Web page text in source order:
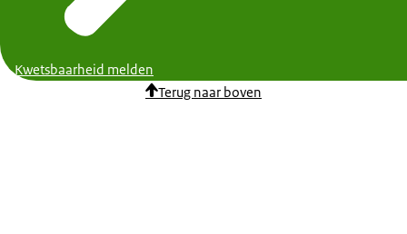
Kwetsbaarheid melden
Terug naar boven